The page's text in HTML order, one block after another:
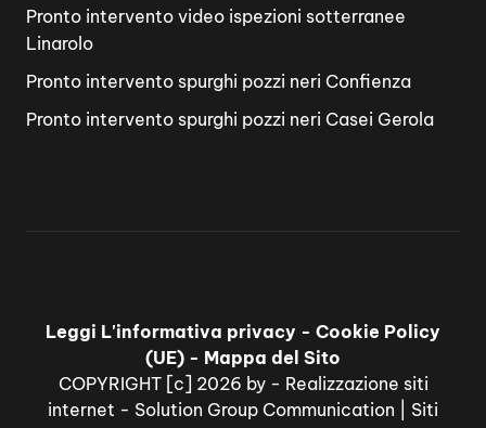
Pronto intervento video ispezioni sotterranee
Linarolo
Pronto intervento spurghi pozzi neri Confienza
Pronto intervento spurghi pozzi neri Casei Gerola
Leggi L'informativa privacy - Cookie Policy
(UE) - Mappa del Sito
COPYRIGHT [c] 2026 by - Realizzazione siti
internet - Solution Group Communication
Siti